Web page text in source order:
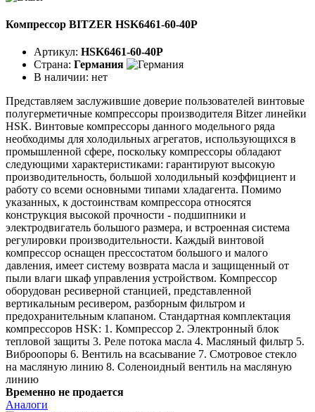
Компрессор BITZER HSK6461-60-40P
Артикул: HSK6461-60-40P
Страна: Германия
В наличии: нет
Представляем заслужившие доверие пользователей винтовые
полугерметичные компрессоры производителя Bitzer линейки
HSK. Винтовые компрессоры данного модельного ряда
необходимы для холодильных агрегатов, использующихся в
промышленной сфере, поскольку компрессоры обладают
следующими характеристиками: гарантируют высокую
производительность, большой холодильный коэффициент и
работу со всеми основными типами хладагента. Помимо
указанных, к достоинствам компрессора относятся
конструкция высокой прочности - подшипники и
электродвигатель большого размера, и встроенная система
регулировки производительности. Каждый винтовой
компрессор оснащен прессостатом большого и малого
давления, имеет систему возврата масла и защищенный от
пыли влаги шкаф управления устройством. Компрессор
оборудован ресиверной станцией, представленной
вертикальным ресивером, разборным фильтром и
предохранительным клапаном. Стандартная комплектация
компрессоров HSK: 1. Компрессор 2. Электронный блок
тепловой защиты 3. Реле потока масла 4. Масляный фильтр 5.
Виброопоры 6. Вентиль на всасывание 7. Смотровое стекло
на масляную линию 8. Соленоидный вентиль на масляную
линию
Временно не продается
Аналоги